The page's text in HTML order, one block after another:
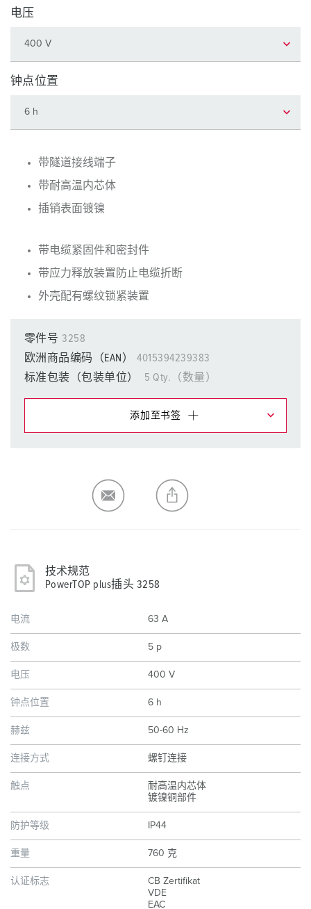
电压
钟点位置
带隧道接线端子
带耐高温内芯体
插销表面镀镍
带电缆紧固件和密封件
带应力释放装置防止电缆折断
外壳配有螺纹锁紧装置
零件号 3258
欧洲商品编码（EAN）
4015394239383
标准包装（包装单位）
5 Qty.（数量）
添加至书签
生成新清单
技术规范
PowerTOP plus插头 3258
电流 63 A
极数 5 p
电压 400 V
钟点位置 6 h
赫兹 50-60 Hz
连接方式 螺钉连接
触点
耐高温内芯体
镀镍铜部件
防护等级 IP44
重量 760 克
认证标志
CB Zertifikat
VDE
EAC